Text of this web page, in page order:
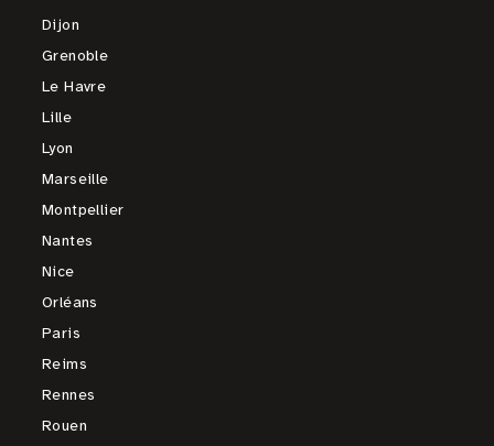
Dijon
Grenoble
Le Havre
Lille
Lyon
Marseille
Montpellier
Nantes
Nice
Orléans
Paris
Reims
Rennes
Rouen